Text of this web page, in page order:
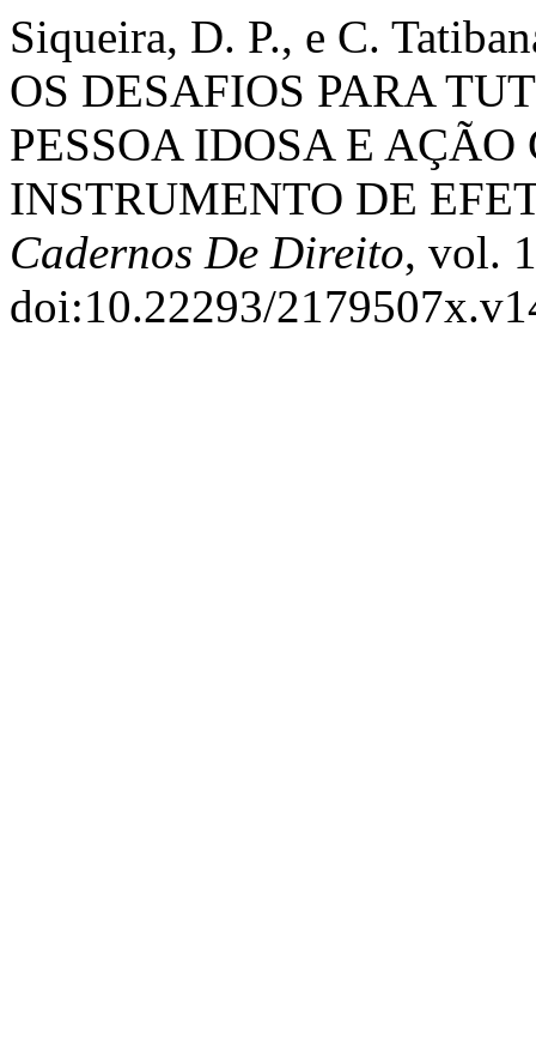
Siqueira, D. P., e C.
OS DESAFIOS PARA
PESSOA IDOSA E
INSTRUMENTO DE
Cadernos De Direito, vol.
doi:10.22293/